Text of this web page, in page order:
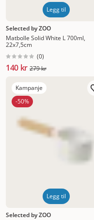
Legg til
Selected by ZOO
Matbolle Solid White L 700ml,
22x7,5cm
(0)
140 kr 279 kr
Kampanje
-50%
Legg til
Selected by ZOO